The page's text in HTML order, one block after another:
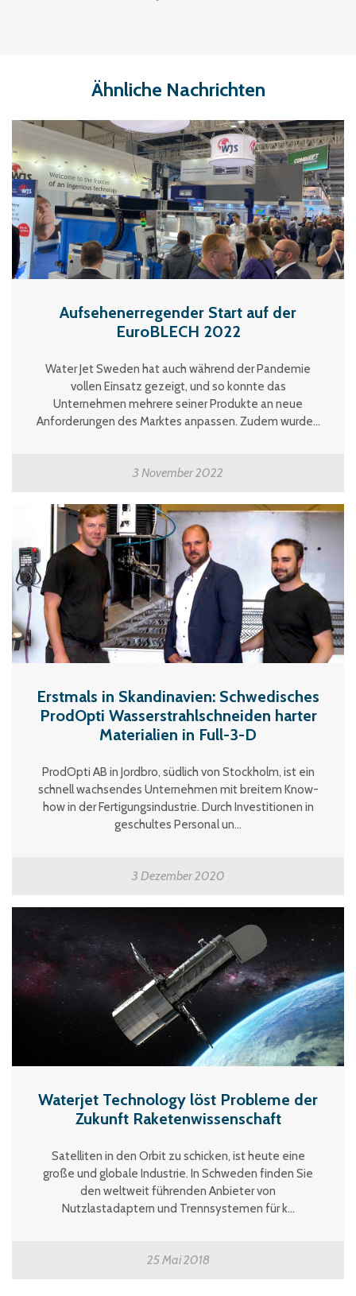
Ähnliche Nachrichten
Aufsehenerregender Start auf der
EuroBLECH 2022
Water Jet Sweden hat auch während der Pandemie
vollen Einsatz gezeigt, und so konnte das
Unternehmen mehrere seiner Produkte an neue
Anforderungen des Marktes anpassen. Zudem wurde...
3 November 2022
Erstmals in Skandinavien: Schwedisches
ProdOpti Wasserstrahlschneiden harter
Materialien in Full-3-D
ProdOpti AB in Jordbro, südlich von Stockholm, ist ein
schnell wachsendes Unternehmen mit breitem Know-
how in der Fertigungsindustrie. Durch Investitionen in
geschultes Personal un...
3 Dezember 2020
Waterjet Technology löst Probleme der
Zukunft Raketenwissenschaft
Satelliten in den Orbit zu schicken, ist heute eine
große und globale Industrie. In Schweden finden Sie
den weltweit führenden Anbieter von
Nutzlastadaptern und Trennsystemen für k...
25 Mai 2018